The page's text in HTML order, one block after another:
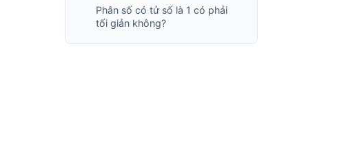
Phân số có tử số là 1 có phải
tối giản không?